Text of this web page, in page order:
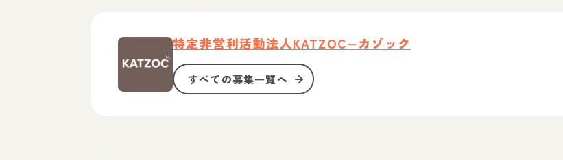
特定非営利活動法人KATZOC−カゾック
すべての募集一覧へ